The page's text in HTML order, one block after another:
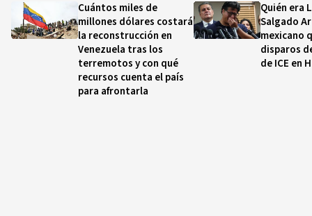
Cuántos miles de
millones dólares costará
la reconstrucción en
Venezuela tras los
terremotos y con qué
recursos cuenta el país
para afrontarla
Quién era
Salgado
mexicano
disparos
de ICE en